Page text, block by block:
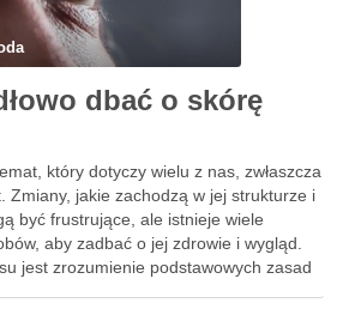
dbać o skórę
który dotyczy wielu z nas, zwłaszcza
Zmiany, jakie zachodzą w jej strukturze i
być frustrujące, ale istnieje wiele
aby zadbać o jej zdrowie i wygląd.
jest zrozumienie podstawowych zasad